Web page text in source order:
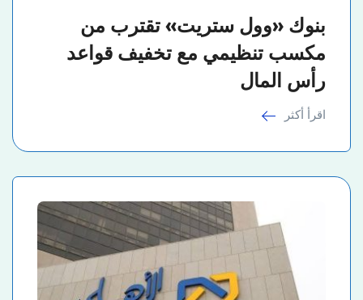
بنوك «وول ستريت» تقترب من
مكسب تنظيمي مع تخفيف قواعد
رأس المال
اقرأ أكثر